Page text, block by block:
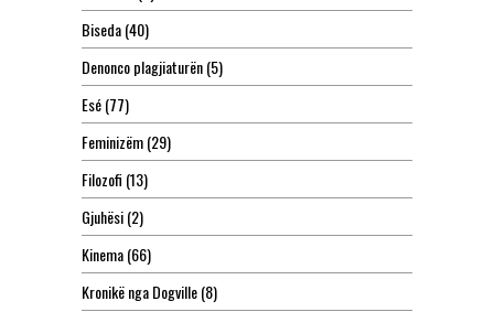
Biseda(40)
Denonco plagjiaturën(5)
Esé(77)
Feminizëm(29)
Filozofi (13)
Gjuhësi(2)
Kinema(66)
Kronikë nga Dogville(8)